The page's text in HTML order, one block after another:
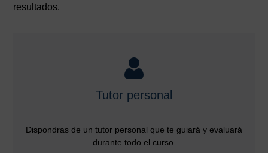
resultados.
Tutor personal
Dispondras de un tutor personal que te guiará y evaluará
durante todo el curso.